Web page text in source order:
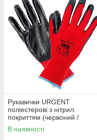
Рукавички URGENT
поліестерові з нітрил.
покриттям (червоний /
чорний)
В наявності